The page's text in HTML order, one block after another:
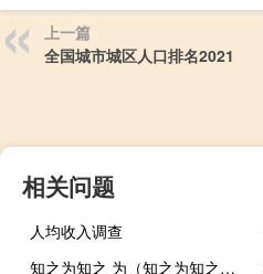
上一篇
全国城市城区人口排名2021
相关问题
人均收入调查
知之为知之 为（知之为知之为的意思）